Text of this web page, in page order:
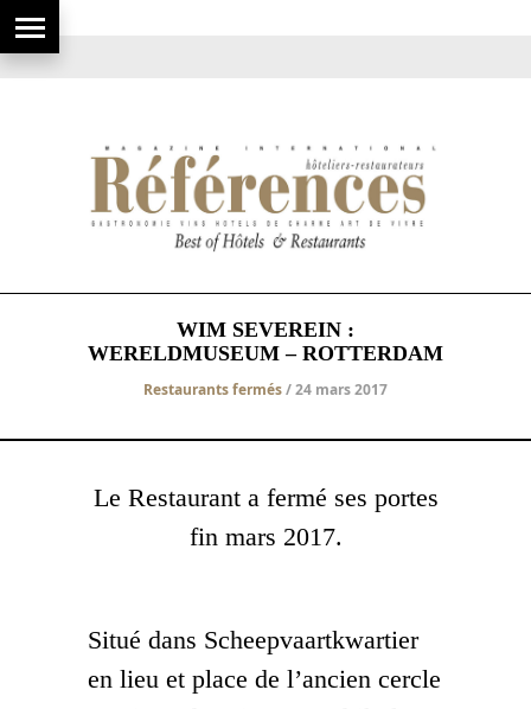
WIM SEVEREIN :
WERELDMUSEUM – ROTTERDAM
Restaurants fermés/ 24 mars 2017
Le Restaurant a fermé ses portes
fin mars 2017.
Situé dans Scheepvaartkwartier
en lieu et place de l’ancien cercle